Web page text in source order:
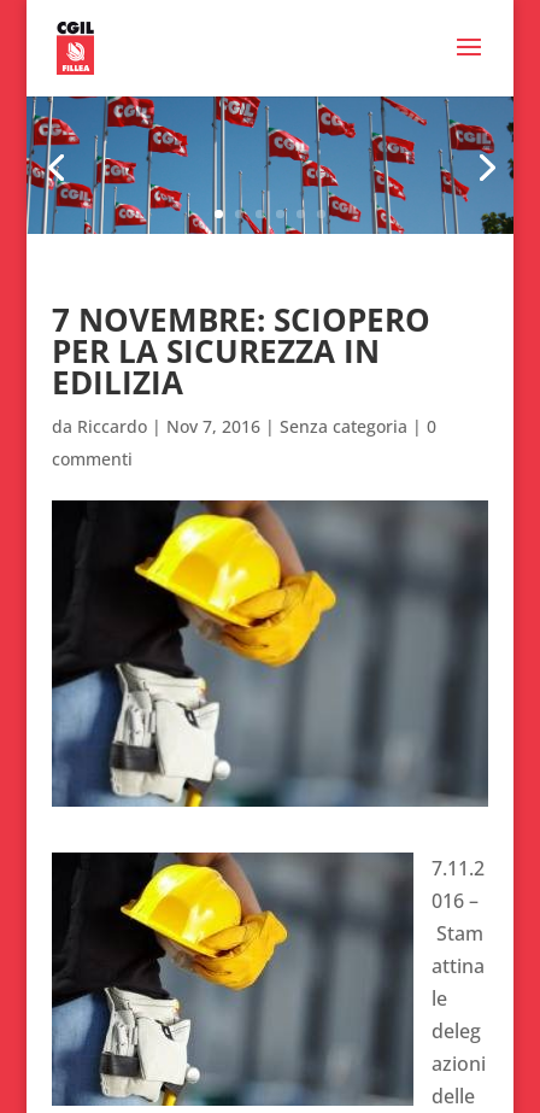
7 NOVEMBRE: SCIOPERO
PER LA SICUREZZA IN
EDILIZIA
da Riccardo| Nov 7, 2016| Senza categoria | 0
commenti
7.11.2
016 –
Stam
attina
le
deleg
azioni
delle